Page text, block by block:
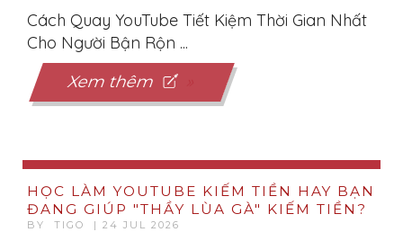
Cách Quay YouTube Tiết Kiệm Thời Gian Nhất
Cho Người Bận Rộn ...
Xem thêm
HỌC LÀM YOUTUBE KIẾM TIỀN HAY BẠN
ĐANG GIÚP "THẦY LÙA GÀ" KIẾM TIỀN?
BY TIGO | 24 JUL 2026